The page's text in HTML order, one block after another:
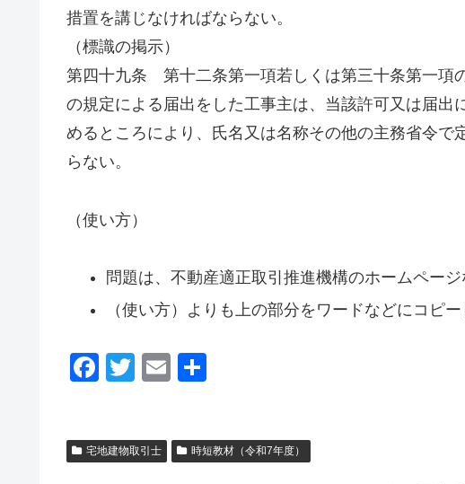
措置を講じなければならない。
（標識の掲示）
第四十九条 第十二条第一項若しくは第三十条第一項
の規定による届出をした工事主は、当該許可又は届出
めるところにより、氏名又は名称その他の主務省令で
らない。
（使い方）
問題は、不動産適正取引推進機構のホームペー
（使い方）よりも上の部分をワードなどにコピー
F
e
T
er
E
宅地建物取引士 時短教材（令和7年度）